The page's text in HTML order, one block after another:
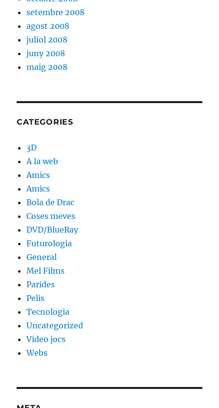
setembre 2008
agost 2008
juliol 2008
juny 2008
maig 2008
CATEGORIES
3D
A la web
Amics
Amics
Bola de Drac
Coses meves
DVD/BlueRay
Futurologia
General
Mel Films
Parides
Pelis
Tecnologia
Uncategorized
Video jocs
Webs